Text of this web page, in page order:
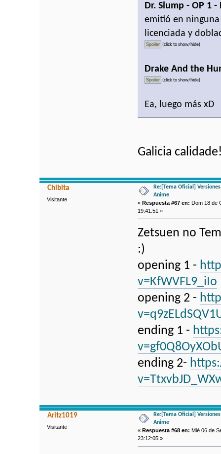
Dr. Slump - OP 1
emitió en
licenciada y
(click to show/hide)
Drake And the
(click to show/hide)
Ea, luego más xD
Galicia
Chibita
Visitante
Re:[Tema Oficial]
Anime
«Respuesta #67 en: Dom 18 de
19:41:51 »
Zetsuen no
:)
opening 1 -
v=KfWVFL9_iIo
opening 2 -
ending 1 -
ending 2-
Aritz1019
Visitante
Re:[Tema Oficial]
Anime
« Respuesta #68 en: Mié 06 de
23:12:05 »